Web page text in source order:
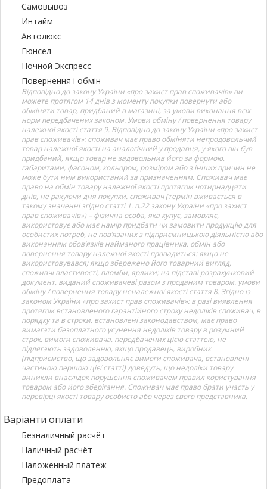
Самовывоз
Интайм
Автолюкс
Гюнсел
Ночной Экспресс
Повернення і обмін
Відповідно до закону України «про захист прав споживачів» ви
можете протягом 14 днів з моменту покупки повернути або
обміняти товар, придбаний в магазині, за умови виконання всіх
норм передбачених законом. Умови обміну / повернення товару
належної якості стаття 9. Відповідно до закону України «про захист
прав споживачів»: споживач має право обміняти непродовольчий
товар належної якості на аналогічний у продавця, у якого він був
придбаний, якщо товар не задовольнив його за формою,
габаритами, фасоном, кольором, розміром або з інших причин не
може бути ним використаний за призначенням. Споживач має
право на обмін товару належної якості протягом чотирнадцяти
днів, не рахуючи дня покупки. споживач (термін вживається в
такому значенні згідно статті 1. п.22 закону України «про захист
прав споживачів») – фізична особа, яка купує, замовляє,
використовує або має намір придбати чи замовити продукцію для
особистих потреб, не пов’язаних з підприємницькою діяльністю або
виконанням обов’язків найманого працівника. обмін або
повернення товару належної якості провадиться: якщо не
використовувався; якщо збережено його товарний вигляд,
споживчі властивості, пломби, ярлики; на підставі розрахунковий
документ, виданий споживачеві разом з проданим товаром. умови
обміну / повернення товару неналежної якості стаття 8. Згідно із
законом України «про захист прав споживачів»: в разі виявлення
протягом встановленого гарантійного строку недоліків споживач, в
порядку та в строки, встановлені законодавством, має право
вимагати безоплатного усунення недоліків товару в розумний
строк. вимоги споживача, передбачених цією статтею, не
підлягають задоволенню, якщо продавець, виробник
(підприємство, що задовольняє вимоги споживача, встановлені
частиною першою цієї статті) доведуть, що недоліки товару
виникли внаслідок порушення споживачем правил користування
товаром або його зберігання. Споживач має право брати участь у
перевірці якості товару особисто або через свого представника.
Варіанти оплати
Безналичный расчёт
Наличный расчёт
Наложенный платеж
Предоплата